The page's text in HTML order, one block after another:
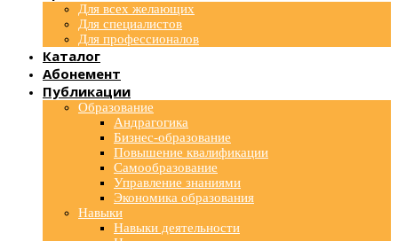
Для всех желающих
Для специалистов
Для профессионалов
Каталог
Абонемент
Публикации
Образование
Андрагогика
Бизнес-образование
Повышение квалификации
Самообразование
Управление знаниями
Экономика образования
Навыки
Навыки деятельности